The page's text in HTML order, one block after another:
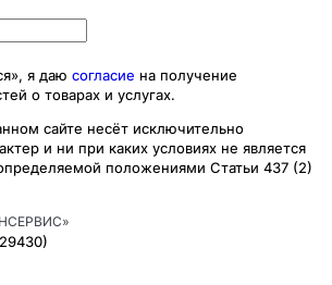
я даю согласие на получение
о товарах и услугах.
сайте несёт исключительно
и ни при каких условиях не является
положениями Статьи 437 (2)
)